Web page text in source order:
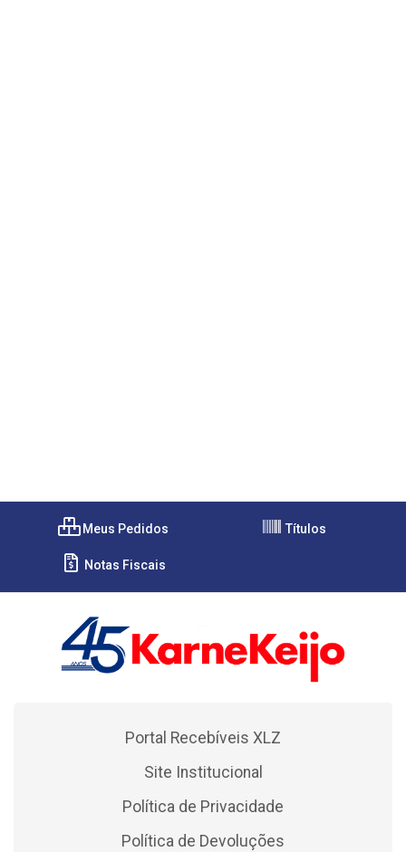
Meus Pedidos Títulos
Notas Fiscais
Portal Recebíveis XLZ
Site Institucional
Política de Privacidade
Política de Devoluções